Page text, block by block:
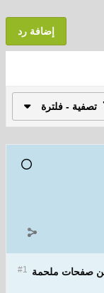
إضافة رد
- فلترة
#1 ملحمة